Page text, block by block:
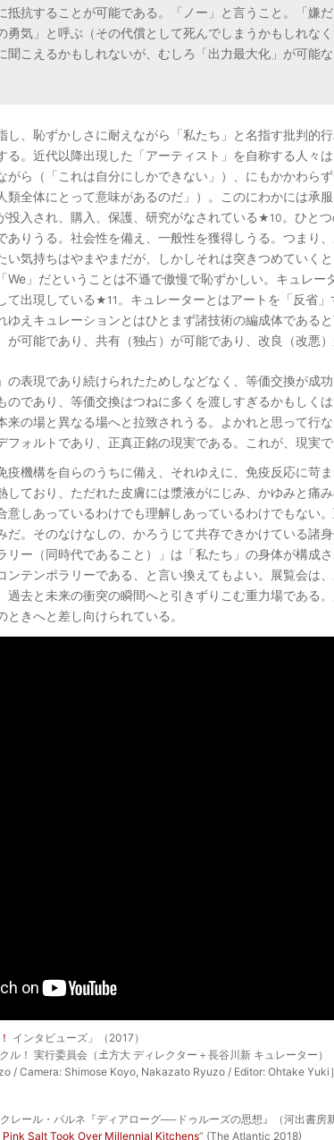
抵抗することが可能である。「ノー」と言うこと。「嫌
勇気」と呼ぶ（その代償として死んでしまうかもしれな
聞こえるかもしれないが、むしろ「出力最大化」が可能
し、恥ずかしさに耐えながら「私たち」と名指す批判的
る。近代以降出現した「アーティスト」を自称する人々
がら（「これは自分にしかできない」）、にもかかわら
類全体にとって意味があるのだ」）。このにわかには承
投入され、購入、保護、研究がなされている ★10 。ひと
ありうる。社会性を備え、一般性を獲得しうる。つまり
い気持ちはやまやまだが、しかしそれは突きつめていく
We」だということは不遜で傲慢で恥ずかしい。キュレー
て出現している ★11 。キュレーターとはアートを「反省
ゆえキュレーションとはひとまず諸技術の編成体である
が可能であり、共有（独占）が可能であり、改良（改悪）
の表現であり続けられたためしなどなく、等価交換が成
のであり、等価交換はつねに多くを渡しすぎるかもしく
来の場と異なる場へと拉致されうる。よかれと思って行
フォルトであり、正真正銘の現実である。これが、現実で
疫機構を自らのうちに備え、それゆえに、免疫反応に苛
しており、ただれた皮膚には漿液がにじみ、かゆみと痛
意しあっているわけでも理解しあっているわけでもない
だ。そのなけなしの、かろうじて共存できかけている諸
リー（同時代であること）」は「私たち」の身体が構成
ンテンポラリーである、と言い換えてもよい。展覧会は
過去と未来の衝突の瞬間へと引きずりこむ重力場である
ときへと差し向けられている。
インタビューズ」（2017）
ル！ 実行委員会（𡈽方大 ディレクター＋長谷川新 キュレーター）
/ Camera: Shimose Koyo, Nakazato Ryuzo / Editor: Ohtake Yuki］
レール・パルネ『ディアローグ──ドゥルーズの思想』（河出書房
Pink Salt Took Over Millennial Kitchens” (The Atlantic 2018)